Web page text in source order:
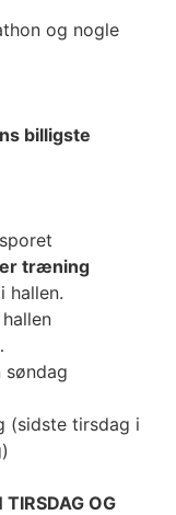
og nogle
billigste
træning
hallen.
søndag
(sidste tirsdag i
OG